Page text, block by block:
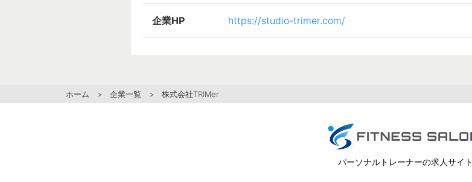
企業HP https://studio-trimer.com/
ホーム > 企業一覧 > 株式会社TRIMer
パーソナルトレーナーの求人サイト